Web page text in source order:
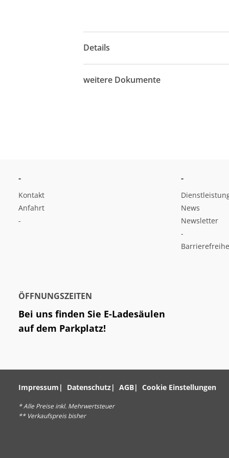
Details
weitere Dokumente
-
Kontakt
Anfahrt
-
-
News
Newsletter
-
ÖFFNUNGSZEITEN
Bei uns finden Sie E-Ladesäulen
auf dem Parkplatz!
Impressum Datenschutz AGB Cookie Einstellungen
* Alle Preise inkl. Mehrwertsteuer
** Verkaufspreis bisher